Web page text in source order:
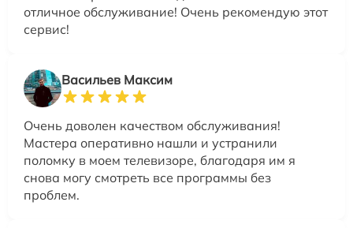
отличное обслуживание! Очень рекомендую этот
сервис!
Васильев Максим
Очень доволен качеством обслуживания!
Мастера оперативно нашли и устранили
поломку в моем телевизоре, благодаря им я
снова могу смотреть все программы без
проблем.